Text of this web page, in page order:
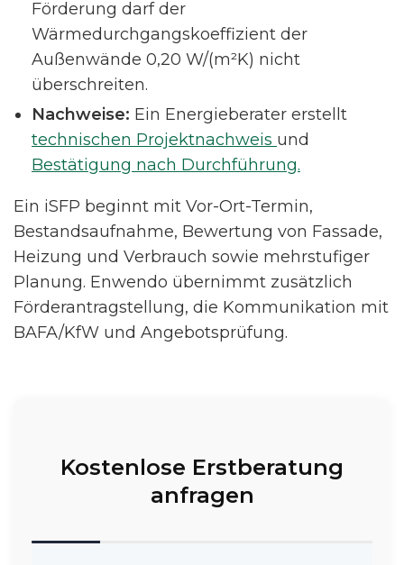
Förderung darf der
Wärmedurchgangskoeffizient der
Außenwände 0,20 W/(m²K) nicht
überschreiten.
Nachweise: Ein Energieberater erstellt
technischen Projektnachweis und
Bestätigung nach Durchführung.
Ein iSFP beginnt mit Vor-Ort-Termin,
Bestandsaufnahme, Bewertung von Fassade,
Heizung und Verbrauch sowie mehrstufiger
Planung. Enwendo übernimmt zusätzlich
Förderantragstellung, die Kommunikation mit
BAFA/KfW und Angebotsprüfung.
Kostenlose Erstberatung
anfragen